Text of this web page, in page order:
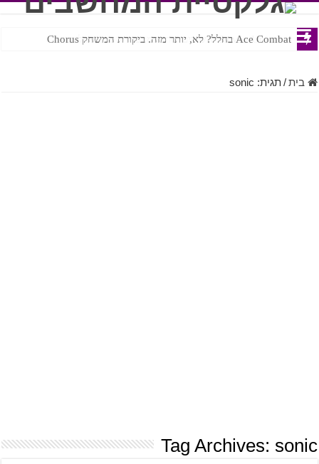
Ace Combat בחלל? לא, יותר מזה. ביקורת המשחק Chorus
Steven Universe והשירים שתורגמו בצורה נוראית לעברית
בית/תגית: sonic
Tag Archives: sonic